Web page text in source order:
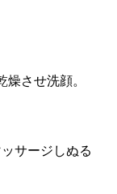
させ洗顔。
サージしぬる